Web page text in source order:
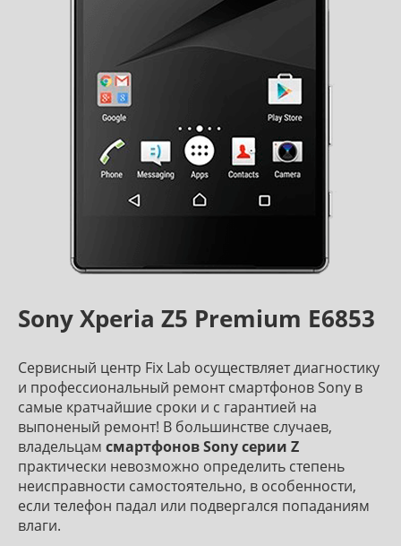
Sony Xperia Z5 Premium E6853
Сервисный центр Fix Lab осуществляет диагностику
и профессиональный ремонт смартфонов Sony в
самые кратчайшие сроки и с гарантией на
выпоненый ремонт! В большинстве случаев,
владельцам смартфонов Sony серии Z
практически невозможно определить степень
неисправности самостоятельно, в особенности,
если телефон падал или подвергался попаданиям
влаги.